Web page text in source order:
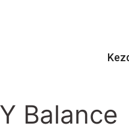
Balance